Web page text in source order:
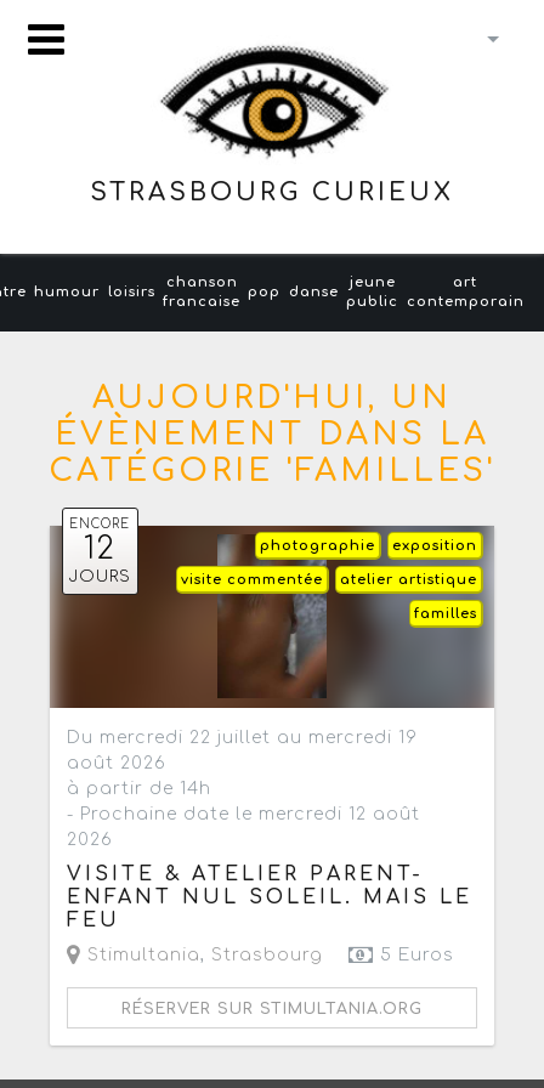
STRASBOURG CURIEUX
humour loisirs
chanson
francaise
pop danse
jeune
public
art
contemporain
AUJOURD'HUI, UN
ÉVÈNEMENT DANS LA
CATÉGORIE 'FAMILLES'
ENCORE
12
JOURS
exposition
photographie
atelier artistique
visite commentée
familles
Du mercredi 22 juillet au mercredi 19
août 2026
à partir de 14h
- Prochaine date le mercredi 12 août
2026
VISITE & ATELIER PARENT-
ENFANT NUL SOLEIL. MAIS LE
FEU
Stimultania, Strasbourg 5 Euros
RÉSERVER SUR STIMULTANIA.ORG